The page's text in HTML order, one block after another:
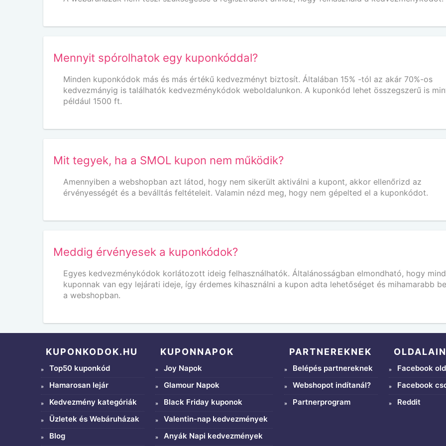
Mennyit spórolhatok egy kuponkóddal?
Minden kuponkódok más és más értékű kedvezményt biztosít. Általában 15% -tól az akár 70%-os
kedvezmányig is találhatók kedvezménykódok weboldalunkon. A kuponkód lehet összegszerű is
például 1500 ft.
Mit tegyek, ha a SMOL kupon nem működik?
Amennyiben a webshopban azt látod, hogy nem sikerült aktiválni a kupont, akkor ellenőrizd az
érvényességét és a beválltás feltételeit. Valamin nézd meg, hogy nem gépelted el a kuponkódot.
Meddig érvényesek a kuponkódok?
Egyes kedvezménykódok korlátozott ideig felhasználhatók. Általánosságban elmondható, hogy
kuponnak van egy lejárati ideje, így érdemes kihasználni a kupon adta lehetőséget és mihamarabb
a webshopban.
KUPONKODOK.HU
Top50 kuponkód
Hamarosan lejár
Kedvezmény kategóriák
Üzletek és Webáruházak
Blog
KUPONNAPOK
Joy Napok
Glamour Napok
Black Friday kuponok
Valentin-nap kedvezmények
Anyák Napi kedvezmények
PARTNEREKNEK
Belépés partnereknek
Webshopot indítanál?
Partnerprogram
Facebook
Facebook
Reddit